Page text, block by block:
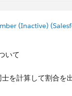
(Inactive)
いて
を計算して割合を